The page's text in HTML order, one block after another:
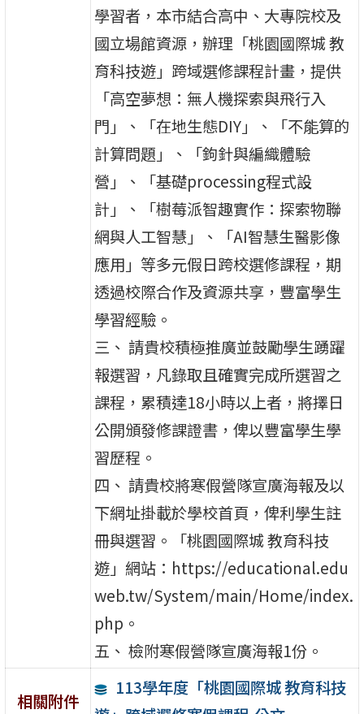
學習者，本市結合高中、大專院校及
國立場館資源，辦理「桃園國際城 教
育科技遊」跨域選修課程計畫，提供
「高空夢想：無人機探索與飛行入
門」、「在地生態DIY」、「不能算的
計算問題」、「鉤針與編織體驗
營」、「基礎processing程式設
計」、「樹莓派智趣實作：探索物聯
網與人工智慧」、「AI智慧生醫影像
應用」等多元假日跨校選修課程，期
透過校際合作及資源共享，豐富學生
學習經驗。
三、 請貴校積極推廣並鼓勵學生踴躍
報選習，凡錄取且確實完成所選習之
課程，累積達18小時以上者，將擇日
公開頒發修課證書，俾以豐富學生學
習歷程。
四、 請貴校將寒假營隊宣廣海報及以
下網址掛載於學校首頁，俾利學生註
冊與選習。「桃園國際城 教育科技
遊」網站：https://educational.edu
web.tw/System/main/Home/index.
php。
五、 檢附寒假營隊宣廣海報1份。
相關附件
113學年度「桃園國際城 教育科技